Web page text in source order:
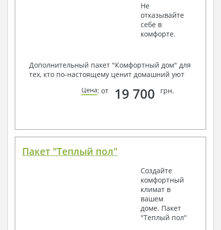
Не
отказывайте
себе в
комфорте.
Дополнительный пакет "Комфортный дом" для
тех, кто по-настоящему ценит домашний уют
Цена: от 19 700 грн.
Пакет "Теплый пол"
Создайте
комфортный
климат в
вашем
доме. Пакет
"Теплый пол"